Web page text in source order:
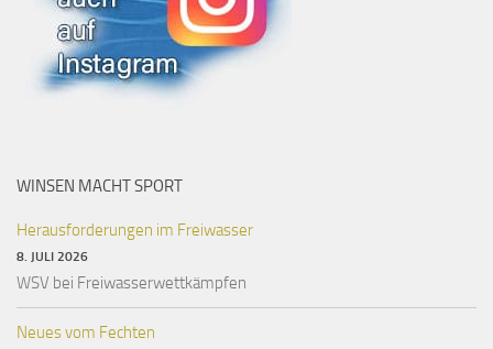
WINSEN MACHT SPORT
Herausforderungen im Freiwasser
8. JULI 2026
WSV bei Freiwasserwettkämpfen
Neues vom Fechten